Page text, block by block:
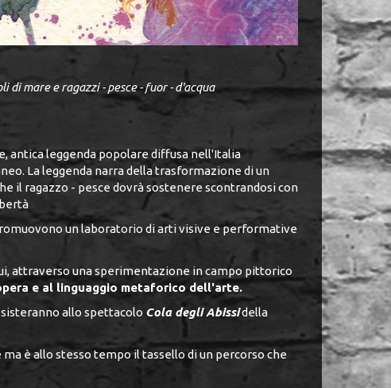
mare e ragazzi - pesce - fuor - d'acqua
antica leggenda popolare diffusa nell'Italia
La leggenda narra della trasformazione di un
il ragazzo - pesce dovrà sostenere scontrandosi con
un laboratorio di arti visive e performative
attraverso una sperimentazione in campo pittorico
e al linguaggio metaforico dell'arte.
allo spettacolo Cola degli Abissidella
è allo stesso tempo il tassello di un percorso che